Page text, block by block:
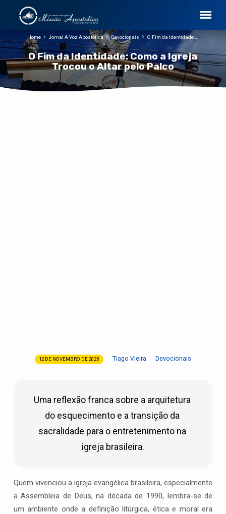
O Fim da Identidade: Como a Igreja
Trocou o Altar pelo Palco
Home Jornal A Voz Apostólica Devocionais O Fim da Identidade:…
Identidade:
Altar
pelo
Palco
12 DE NOVEMBRO DE 2025 Tiago Vieira Devocionais
Uma reflexão franca sobre a arquitetura
do esquecimento e a transição da
sacralidade para o entretenimento na
igreja brasileira.
Quem vivenciou a igreja evangélica brasileira, especialmente
a Assembleia de Deus, na década de 1990, lembra-se de
um ambiente onde a definição litúrgica, ética e moral era